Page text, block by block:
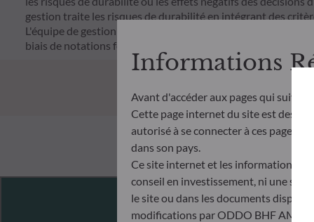
gestion traite les risques de durabilité en intégrant des
L'équipe de gestion suit un objectif d'investissement
biais de notations fournies par le fournisseur externe de
Features
Informations
Avant d'accéder aux pages qui
Cette page internet du site est
autorisé à se connecter à ces pages
dans son pays.
Ce site internet et les informations
conseil en investissement, ni une
le site ou dans les documents
modifications par ODDO BHF AM à